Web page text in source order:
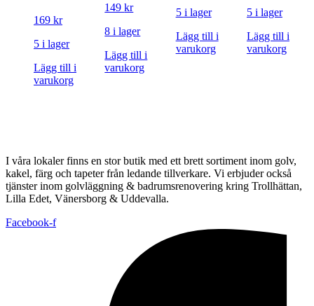
169 kr
5 i lager
Lägg till i
varukorg
149kr
8 i lager
Lägg till i
varukorg
5 i lager
Lägg till i
varukorg
5 i lager
Lägg till i
varukorg
I våra lokaler finns en stor butik med ett brett sortiment inom golv,
kakel, färg och tapeter från ledande tillverkare. Vi erbjuder också
tjänster inom golvläggning & badrumsrenovering kring Trollhättan,
Lilla Edet, Vänersborg & Uddevalla.
Facebook-f